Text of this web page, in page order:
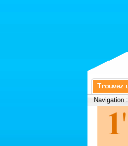
Navigation :